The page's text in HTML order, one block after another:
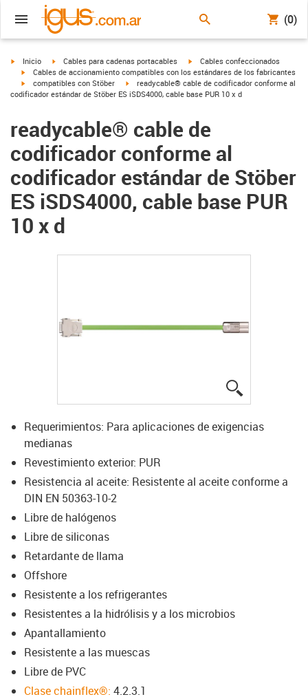
(0)
igus-icon-arrow-right
Inicio igus-icon-arrow-right
Cables para cadenas portacables igus-icon-arrow-right
Cables confeccionados
igus-icon-arrow-right
Cables de accionamiento compatibles con los estándares de los fabricantes
igus-icon-arrow-right
compatibles con Stöber igus-icon-arrow-right
readycable® cable de codificador conforme al
codificador estándar de Stöber ES iSDS4000, cable base PUR 10 x d
readycable® cable de
codificador conforme al
codificador estándar de Stöber
ES iSDS4000, cable base PUR
10 x d
Requerimientos: Para aplicaciones de exigencias
medianas
Revestimiento exterior: PUR
Resistencia al aceite: Resistente al aceite conforme a
DIN EN 50363-10-2
Libre de halógenos
Libre de siliconas
Retardante de llama
Offshore
Resistente a los refrigerantes
Resistentes a la hidrólisis y a los microbios
Apantallamiento
Resistente a las muescas
Libre de PVC
Clase chainflex®: 4.2.3.1